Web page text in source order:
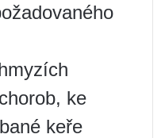
ke
keře